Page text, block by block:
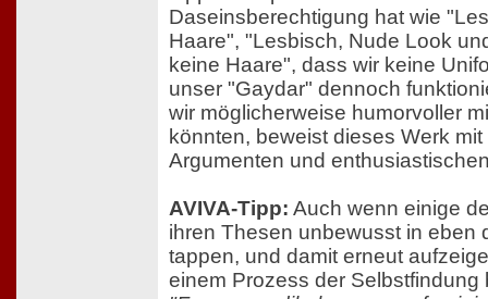
Daseinsberechtigung hat wie
Haare", "Lesbisch, Nude Look
keine Haare", dass wir keine
unser "Gaydar" dennoch
wir möglicherweise humorvoller
könnten, beweist dieses Werk
Argumenten und
AVIVA-Tipp: Auch wenn einige
ihren Thesen unbewusst in eben
tappen, und damit erneut
einem Prozess der Selbstfindung